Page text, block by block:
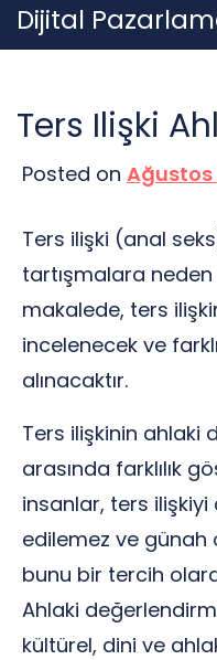
Skip
to
Dijital
Ters Ilişki
Posted on Ağustos
Ters ilişki (anal
tartışmalara
makalede, ters
incelenecek ve
alınacaktır.
Ters ilişkinin ahlaki
arasında farklılık
insanlar, ters ilişkiyi
edilemez ve günah
bunu bir tercih
Ahlaki
kültürel, dini ve